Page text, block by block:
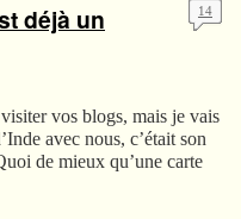
déjà un
14
vos blogs, mais je vais
avec nous, c’était son
de mieux qu’une carte